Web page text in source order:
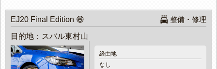
EJ20 Final Edition 😄  整備・修理
目的地：スバル東村山
経由地
なし